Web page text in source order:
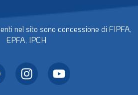
nel sito sono concessione di FIPFA,
EPFA, IPCH